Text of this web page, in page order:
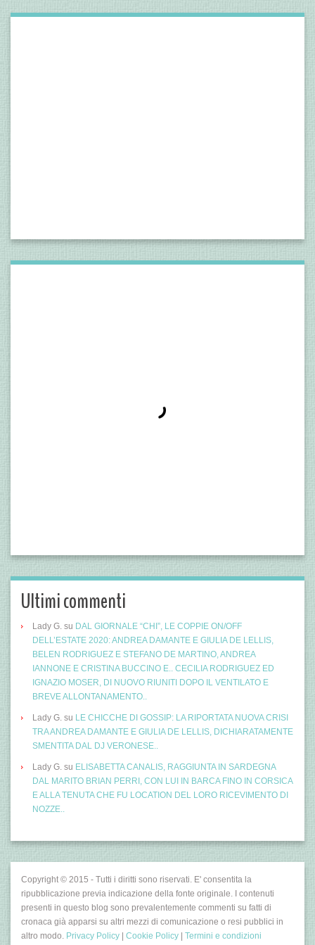
Ultimi commenti
Lady G. su DAL GIORNALE “CHI”, LE COPPIE ON/OFF
DELL’ESTATE 2020: ANDREA DAMANTE E GIULIA DE LELLIS,
BELEN RODRIGUEZ E STEFANO DE MARTINO, ANDREA
IANNONE E CRISTINA BUCCINO E.. CECILIA RODRIGUEZ ED
IGNAZIO MOSER, DI NUOVO RIUNITI DOPO IL VENTILATO E
BREVE ALLONTANAMENTO..
Lady G. su LE CHICCHE DI GOSSIP: LA RIPORTATA NUOVA CRISI
TRA ANDREA DAMANTE E GIULIA DE LELLIS, DICHIARATAMENTE
SMENTITA DAL DJ VERONESE..
Lady G. su ELISABETTA CANALIS, RAGGIUNTA IN SARDEGNA
DAL MARITO BRIAN PERRI, CON LUI IN BARCA FINO IN CORSICA
E ALLA TENUTA CHE FU LOCATION DEL LORO RICEVIMENTO DI
NOZZE..
Copyright © 2015 - Tutti i diritti sono riservati. E' consentita la
ripubblicazione previa indicazione della fonte originale. I contenuti
presenti in questo blog sono prevalentemente commenti su fatti di
cronaca già apparsi su altri mezzi di comunicazione o resi pubblici in
altro modo. Privacy Policy Cookie Policy Termini e condizioni